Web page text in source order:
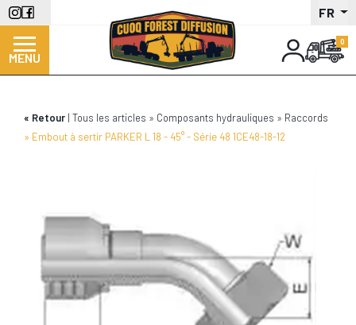
Aller
au
contenu
principal
FR
MENU
Retour Tous les articles Composants hydrauliques
Raccords
Embout à sertir PARKER L 18 - 45° - Série 48 1CE48-18-12